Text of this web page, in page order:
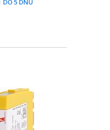
150 cm (pevný
DO 5 DNŮ